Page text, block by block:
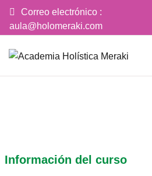
Correo electrónico :
aula@holomeraki.com
Información del curso